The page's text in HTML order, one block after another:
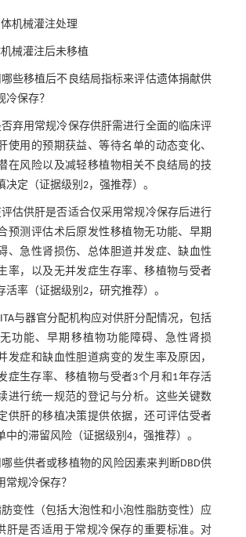
机械灌注处理
械灌注后未移植
些移植后不良结局指标来评估遗体捐献供
冷保存？
弃用常规冷保存供肝需进行全面的临床评
使用的预期获益、等待名单的动态变化、
在风险以及减轻移植物相关不良结局的技
决定（证据级别2，强推荐）。
估供肝是否适合仅采用常规冷保存后进行
预测评估术后原发性移植物无功能、早期
、急性肾损伤、总体胆道并发症、缺血性
率，以及无并发症生存率、移植物与受者
活率（证据级别2，研究推荐）。
与器官分配机构应对供肝分配情况，包括
功能、早期移植物功能障碍、急性肾损
发症和缺血性胆道病变的发生率及原因，
症生存率、移植物与受者3个月和1年存活
进行统一规范的登记与分析。这些关键数
供肝的移植决策提供依据，还可评估受者
中的滞留风险（证据级别4，强推荐）。
些供者或移植物的风险因素来判断DBD供
常规冷保存？
变性（包括大泡性和小泡性脂肪变性）应
肝是否适用于常规冷保存的重要标准。对